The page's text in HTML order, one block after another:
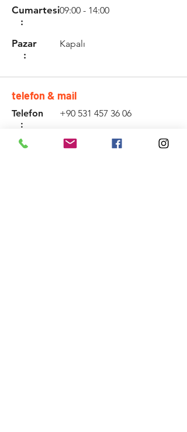
Cumartesi
:
09:00 - 14:00
Pazar
:
Kapalı
telefon & mail
Telefon
:
+90 531 457 36 06
Email
www.kadirozturkaudio.